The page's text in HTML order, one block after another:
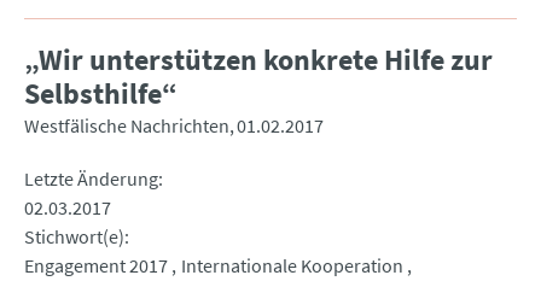
„Wir unterstützen konkrete Hilfe zur
Selbsthilfe“
Westfälische Nachrichten 01.02.2017
Letzte Änderung
02.03.2017
Stichwort(e)
Engagement 2017 Internationale Kooperation